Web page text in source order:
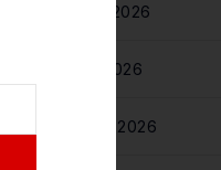
mayo 2026
abril 2026
marzo 2026